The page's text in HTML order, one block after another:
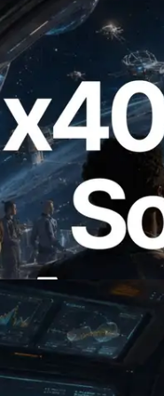
RPC लॉन्च
API के लिए ऑन-